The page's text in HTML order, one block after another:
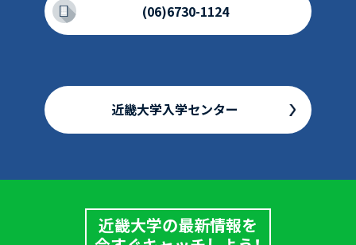
(06)6730-1124
近畿大学入学センター
近畿大学の最新情報を